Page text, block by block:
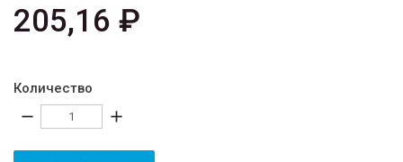
205,16 ₽
Количество
remove add